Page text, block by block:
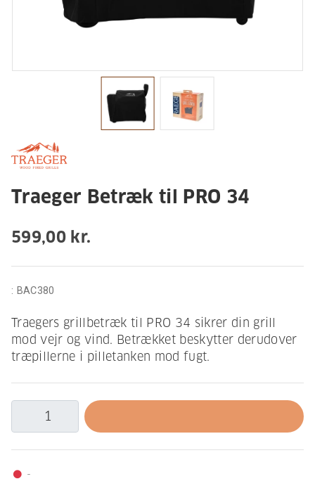
Traeger Betræk til PRO 34
599,00 kr.
: BAC380
Traegers grillbetræk til PRO 34 sikrer din grill
mod vejr og vind. Betrækket beskytter derudover
træpillerne i pilletanken mod fugt.
fiber_manual_record -